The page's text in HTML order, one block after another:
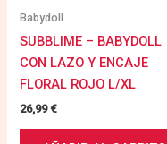
Babydoll
SUBBLIME – BABYDOLL
CON LAZO Y ENCAJE
FLORAL ROJO L/XL
26,99€